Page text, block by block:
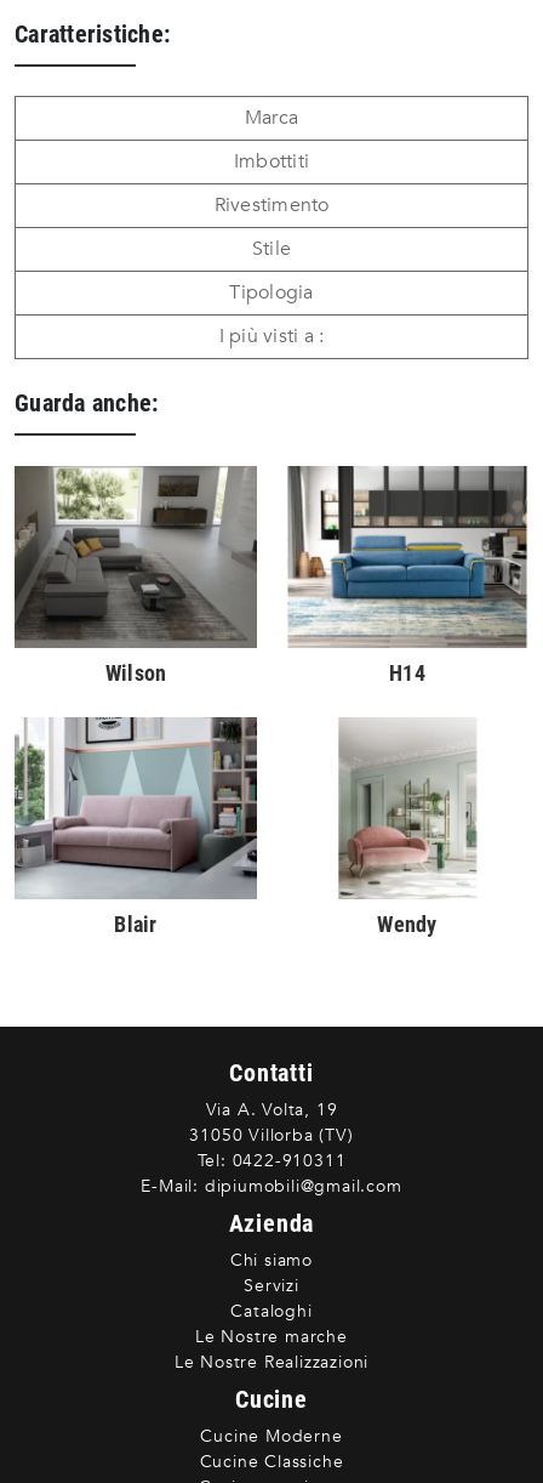
Caratteristiche:
Marca
Imbottiti
Rivestimento
Stile
Tipologia
I più visti a :
Guarda anche:
Wilson H14
Blair Wendy
Contatti
Via A. Volta, 19
31050 Villorba (TV)
Tel: 0422-910311
E-Mail: dipiumobili@gmail.com
Azienda
Chi siamo
Servizi
Cataloghi
Le Nostre marche
Le Nostre Realizzazioni
Cucine
Cucine Moderne
Cucine Classiche